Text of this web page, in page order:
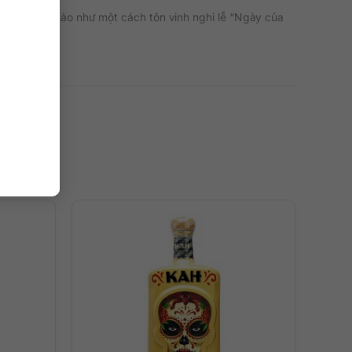
tác tinh xảo như một cách tôn vinh nghi lễ “Ngày của
của caramel, socola, vani, gia vị và hương thơm tự
hương vị tuyệt vời.